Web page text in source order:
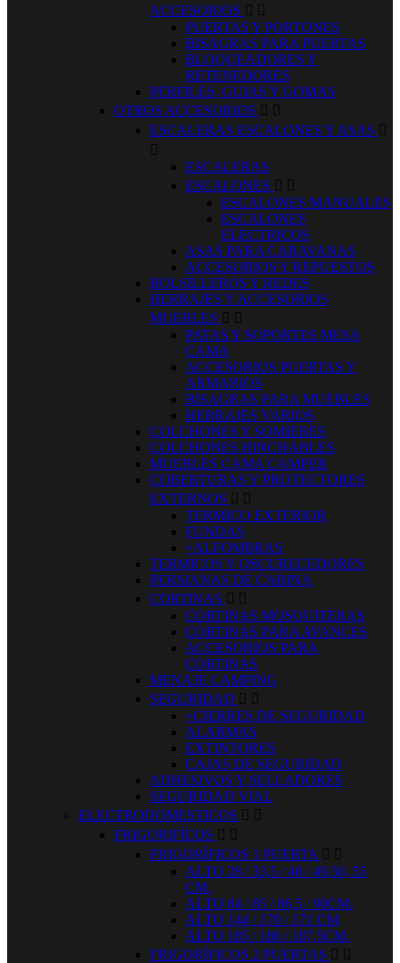
ACCESORIOS  
PUERTAS Y PORTONES
BISAGRAS PARA PUERTAS
BLOQUEADORES Y
RETENEDORES
PERFILES, GUIAS Y GOMAS
OTROS ACCESORIOS  
ESCALERAS ESCALONES Y ASAS 

ESCALERAS
ESCALONES  
ESCALONES MANUALES
ESCALONES
ELECTRICOS
ASAS PARA CARAVANAS
ACCESORIOS Y REPUESTOS
BOLSILLEROS Y REDES
HERRAJES Y ACCESORIOS
MUEBLES  
PATAS Y SOPORTES MESA
CAMA
ACCESORIOS PUERTAS Y
ARMARIOS
BISAGRAS PARA MUEBLES
HERRAJES VARIOS
COLCHONES Y SOMIERES
COLCHONES HINCHABLES
MUEBLES CAMA CAMPER
COBERTURAS Y PROTECTORES
EXTERNOS  
TERMICO EXTERIOR
FUNDAS
+ALFOMBRAS
TERMICOS Y OSCURECEDORES
PERSIANAS DE CABINA
CORTINAS  
CORTINAS MOSQUITERAS
CORTINAS PARA AVANCES
ACCESORIOS PARA
CORTINAS
MENAJE CAMPING
SEGURIDAD  
+CIERRES DE SEGURIDAD
ALARMAS
EXTINTORES
CAJAS DE SEGURIDAD
ADHESIVOS Y SELLADORES
SEGURIDAD VIAL
ELECTRODOMESTICOS  
FRIGORIFÍCOS  
FRIGORÍFICOS 1 PUERTA  
ALTO 28 / 33,5 / 40 / 49,50, 55
CM.
ALTO 84 / 85 / 86,5 / 90CM.
ALTO 144 / 170 / 171 CM
ALTO 185 / 186 / 187,5CM.
FRIGORÍFICOS 2 PUERTAS  